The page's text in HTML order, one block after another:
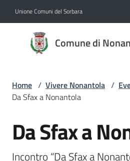
Unione Comuni del Sorbara
Comune di
Comune di
Nonantola
Amministrazione
Home / Vivere Nonantola /
Da Sfax a Nonantola
Salta al contenuto
Da Sfax a
Incontro “Da Sfax a